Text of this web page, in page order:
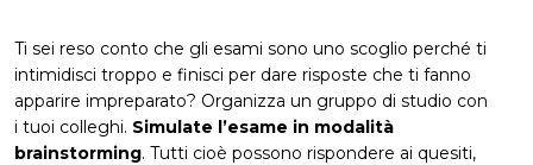
Ti sei reso conto che gli esami sono uno scoglio perché ti
intimidisci troppo e finisci per dare risposte che ti fanno
apparire impreparato? Organizza un gruppo di studio con
i tuoi colleghi. Simulate l’esame in modalità
brainstorming. Tutti cioè possono rispondere ai quesiti,